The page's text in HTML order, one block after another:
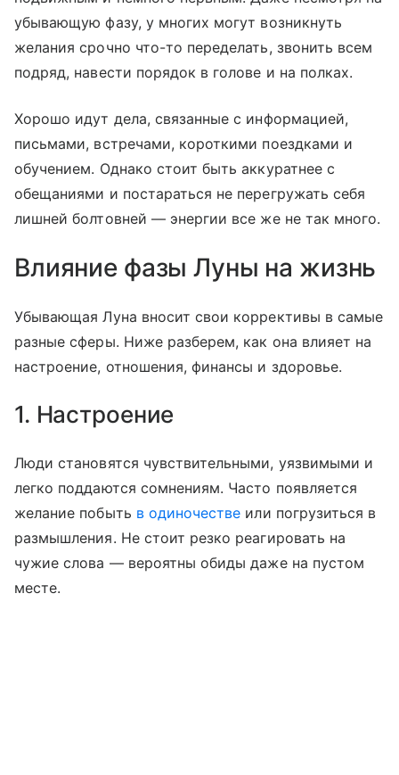
убывающую фазу, у многих могут возникнуть
желания срочно что-то переделать, звонить всем
подряд, навести порядок в голове и на полках.
Хорошо идут дела, связанные с информацией,
письмами, встречами, короткими поездками и
обучением. Однако стоит быть аккуратнее с
обещаниями и постараться не перегружать себя
лишней болтовней — энергии все же не так много.
Влияние фазы Луны на жизнь
Убывающая Луна вносит свои коррективы в самые
разные сферы. Ниже разберем, как она влияет на
настроение, отношения, финансы и здоровье.
1. Настроение
Люди становятся чувствительными, уязвимыми и
легко поддаются сомнениям. Часто появляется
желание побыть в одиночестве или погрузиться в
размышления. Не стоит резко реагировать на
чужие слова — вероятны обиды даже на пустом
месте.